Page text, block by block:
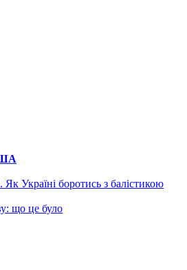
Україні боротись з балістикою
що це було